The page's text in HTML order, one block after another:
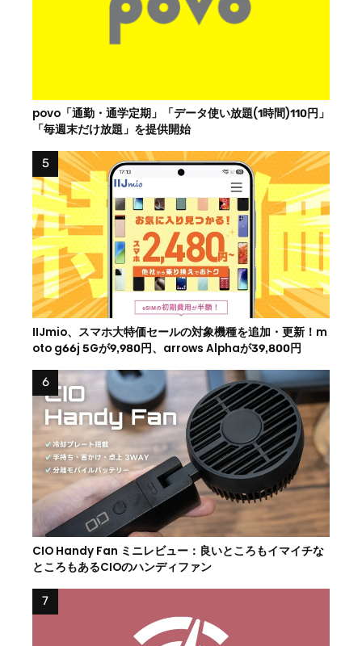
povo「通勤・通学定期」「データ使い放題(1時間)110円」
「毎週末だけ放題」を提供開始
IIJmio、スマホ大特価セールの対象機種を追加・更新！m
oto g66j 5Gが9,980円、arrows Alphaが39,800円
CIO Handy Fan ミニレビュー：良いところもイマイチな
ところもあるCIOのハンディファン